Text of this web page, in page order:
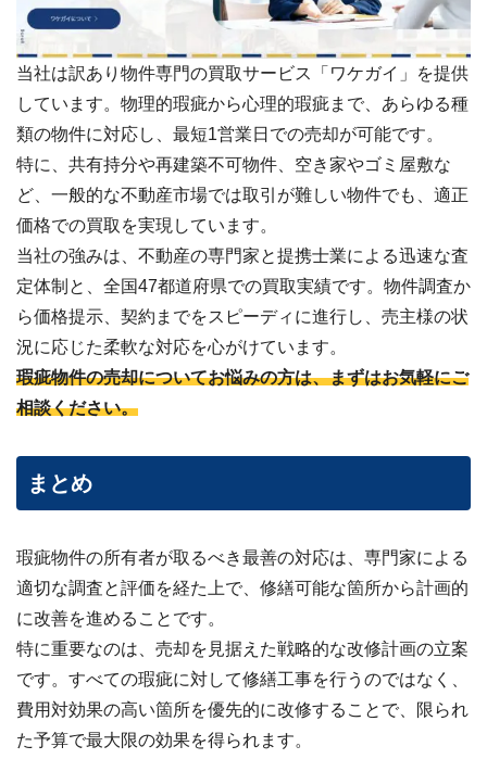
当社は訳あり物件専門の買取サービス「ワケガイ」を提供
しています。物理的瑕疵から心理的瑕疵まで、あらゆる種
類の物件に対応し、最短1営業日での売却が可能です。
特に、共有持分や再建築不可物件、空き家やゴミ屋敷な
ど、一般的な不動産市場では取引が難しい物件でも、適正
価格での買取を実現しています。
当社の強みは、不動産の専門家と提携士業による迅速な査
定体制と、全国47都道府県での買取実績です。 物件調査か
ら価格提示、契約までをスピーディに進行し、売主様の状
況に応じた柔軟な対応を心がけています。
瑕疵物件の売却についてお悩みの方は、まずはお気軽にご
相談ください。
まとめ
瑕疵物件の所有者が取るべき最善の対応は、専門家による
適切な調査と評価を経た上で、修繕可能な箇所から計画的
に改善を進めることです。
特に重要なのは、売却を見据えた戦略的な改修計画の立案
です。すべての瑕疵に対して修繕工事を行うのではなく、
費用対効果の高い箇所を優先的に改修することで、限られ
た予算で最大限の効果を得られます。